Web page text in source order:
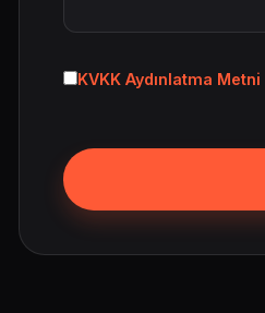
KVKK Aydınlatma Metni